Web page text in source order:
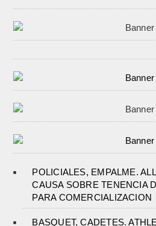
POLICIALES, EMPALME.
CAUSA SOBRE TENENCIA
PARA COMERCIALIZACION
BASQUET, CADETES.